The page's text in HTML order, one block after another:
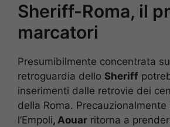
Sheriff-Roma, il
marcatori
Presumibilmente concentrata
retroguardia dello Sheriff
inserimenti dalle retrovie dei
della Roma.
l’Empoli, Aouar ritorna a